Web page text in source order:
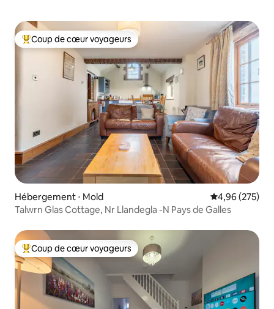
Coups de cœur voyageurs les plus appréciés
Coup de cœur voyageurs
Hébergement ⋅ Mold Évaluation
4,96 (275)
Talwrn Glas Cottage, Nr Llandegla -N Pays de Galles
Coups de cœur voyageurs les plus appréciés
Coup de cœur voyageurs